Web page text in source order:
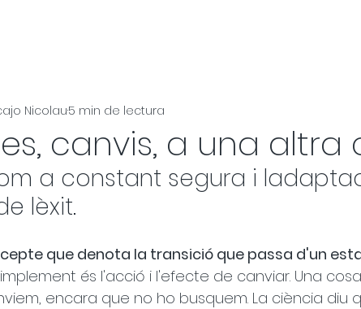
canvis, a una altra
Nicolau5 min de lectura
a constant segura i
lèxit.
que denota la transició que passa d'un
és l'acció i l'efecte de canviar. Una
encara que no ho busquem. La ciència diu